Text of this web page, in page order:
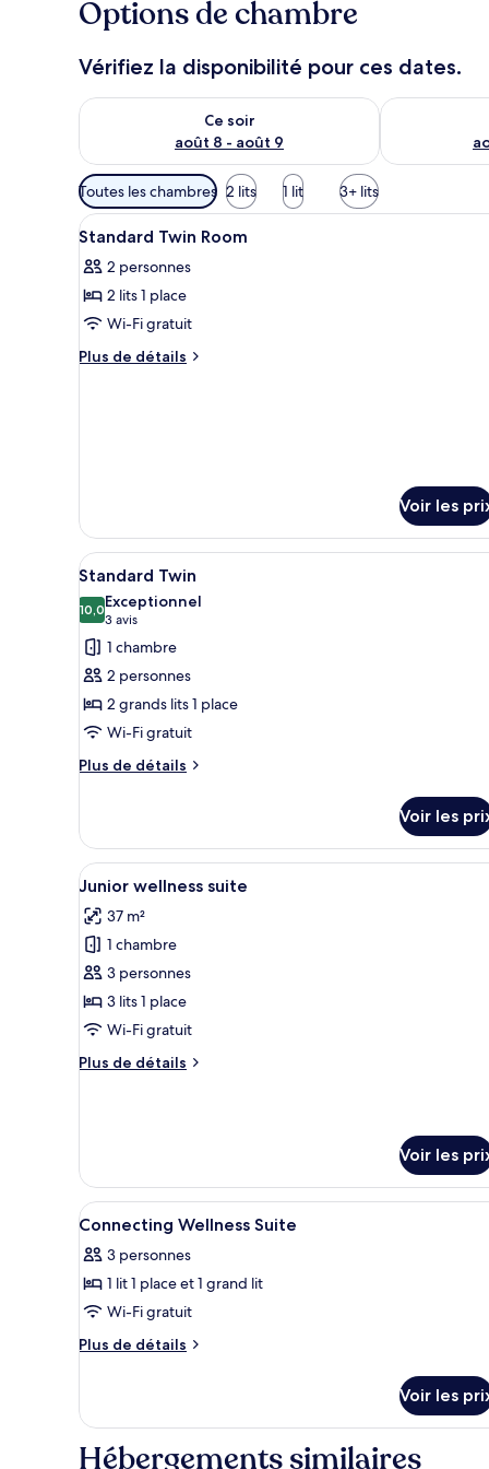
Options de chambre
Vérifiez la disponibilité pour ces dates.
Ce soir
août 8 - août 9
Vérifier la disponibilité pour ce soir août 8 - août 9
Vérifier la
Filtres
disponibles
pour
chambres
Toutes les chambres 2 lits 1 lit 3+ lits
Afficher
toutes
les
photos
pour
ce
Bureau, espace de travail
3
Standard Twin Room
2 personnes
2 lits 1 place
Wi-Fi gratuit
Plus de détails
Plus
Twin
Room
Voir les
Afficher
toutes
les
photos
pour
ce
type
de
chambre :
Une chambre d’hôtel avec
4
Standard Twin
10,010,0 sur 10
Exceptionnel
3 avis
(3 avis)
1 chambre
2 personnes
2 grands lits 1 place
Wi-Fi gratuit
Plus de détails
Plus
le
type
de
Standard
Twin
Voir les
Afficher
toutes
les
photos
pour
ce
type
chambre :
Une chambre d’hôtel
5
Junior wellness suite
37 m²
1 chambre
3 personnes
3 lits 1 place
Wi-Fi gratuit
Plus de détails
Plus
de
chambre
Junior
suite
Voir les
Afficher
toutes
les
photos
pour
ce
chambre :
Connecting
Wellness
Bureau, espace de travail
5
Connecting Wellness Suite
3 personnes
1 lit 1 place et 1 grand lit
Wi-Fi gratuit
Plus de détails
Plus
le
type
de
Voir les
Hébergements similaires